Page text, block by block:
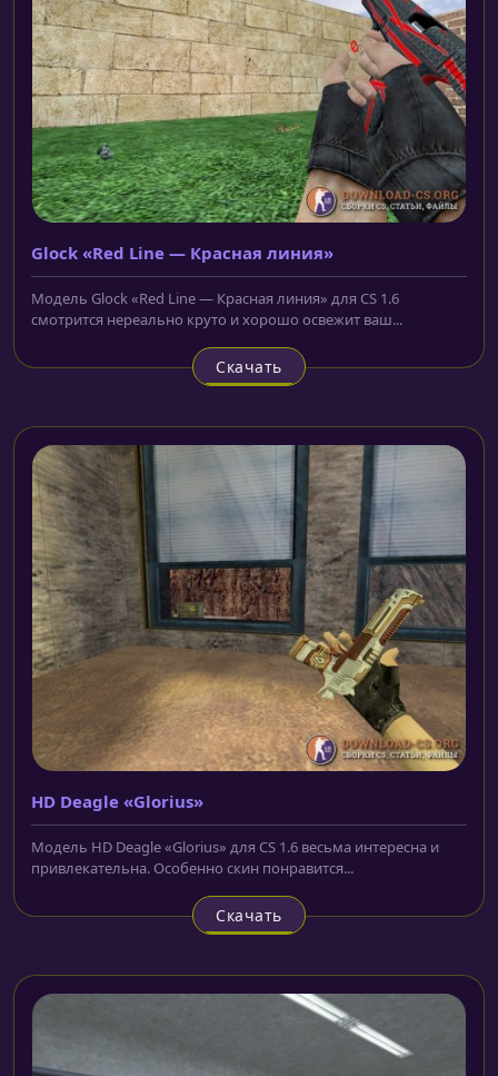
Glock «Red Line — Красная линия»
Модель Glock «Red Line — Красная линия» для CS 1.6
смотрится нереально круто и хорошо освежит ваш...
Скачать
HD Deagle «Glorius»
Модель HD Deagle «Glorius» для CS 1.6 весьма интересна и
привлекательна. Особенно скин понравится...
Скачать